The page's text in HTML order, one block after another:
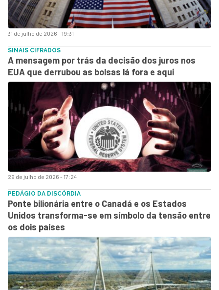
31 de julho de 2026 - 19:31
29 de julho de 2026 - 17:24
SINAIS CIFRADOS
A mensagem por trás da decisão dos juros nos
EUA que derrubou as bolsas lá fora e aqui
PEDÁGIO DA DISCÓRDIA
Ponte bilionária entre o Canadá e os Estados
Unidos transforma-se em símbolo da tensão entre
os dois países